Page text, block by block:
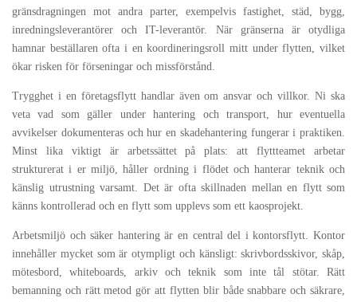
gränsdragningen mot andra parter, exempelvis fastighet, städ, bygg,
inredningsleverantörer och IT-leverantör. När gränserna är otydliga
hamnar beställaren ofta i en koordineringsroll mitt under flytten, vilket
ökar risken för förseningar och missförstånd.
Trygghet i en företagsflytt handlar även om ansvar och villkor. Ni ska
veta vad som gäller under hantering och transport, hur eventuella
avvikelser dokumenteras och hur en skadehantering fungerar i praktiken.
Minst lika viktigt är arbetssättet på plats: att flyttteamet arbetar
strukturerat i er miljö, håller ordning i flödet och hanterar teknik och
känslig utrustning varsamt. Det är ofta skillnaden mellan en flytt som
känns kontrollerad och en flytt som upplevs som ett kaosprojekt.
Arbetsmiljö och säker hantering är en central del i kontorsflytt. Kontor
innehåller mycket som är otympligt och känsligt: skrivbordsskivor, skåp,
mötesbord, whiteboards, arkiv och teknik som inte tål stötar. Rätt
bemanning och rätt metod gör att flytten blir både snabbare och säkrare,